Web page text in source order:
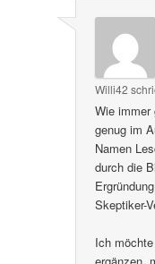
Willi42
Wie immer
genug im
Namen
durch die
Skeptiker-
Ich